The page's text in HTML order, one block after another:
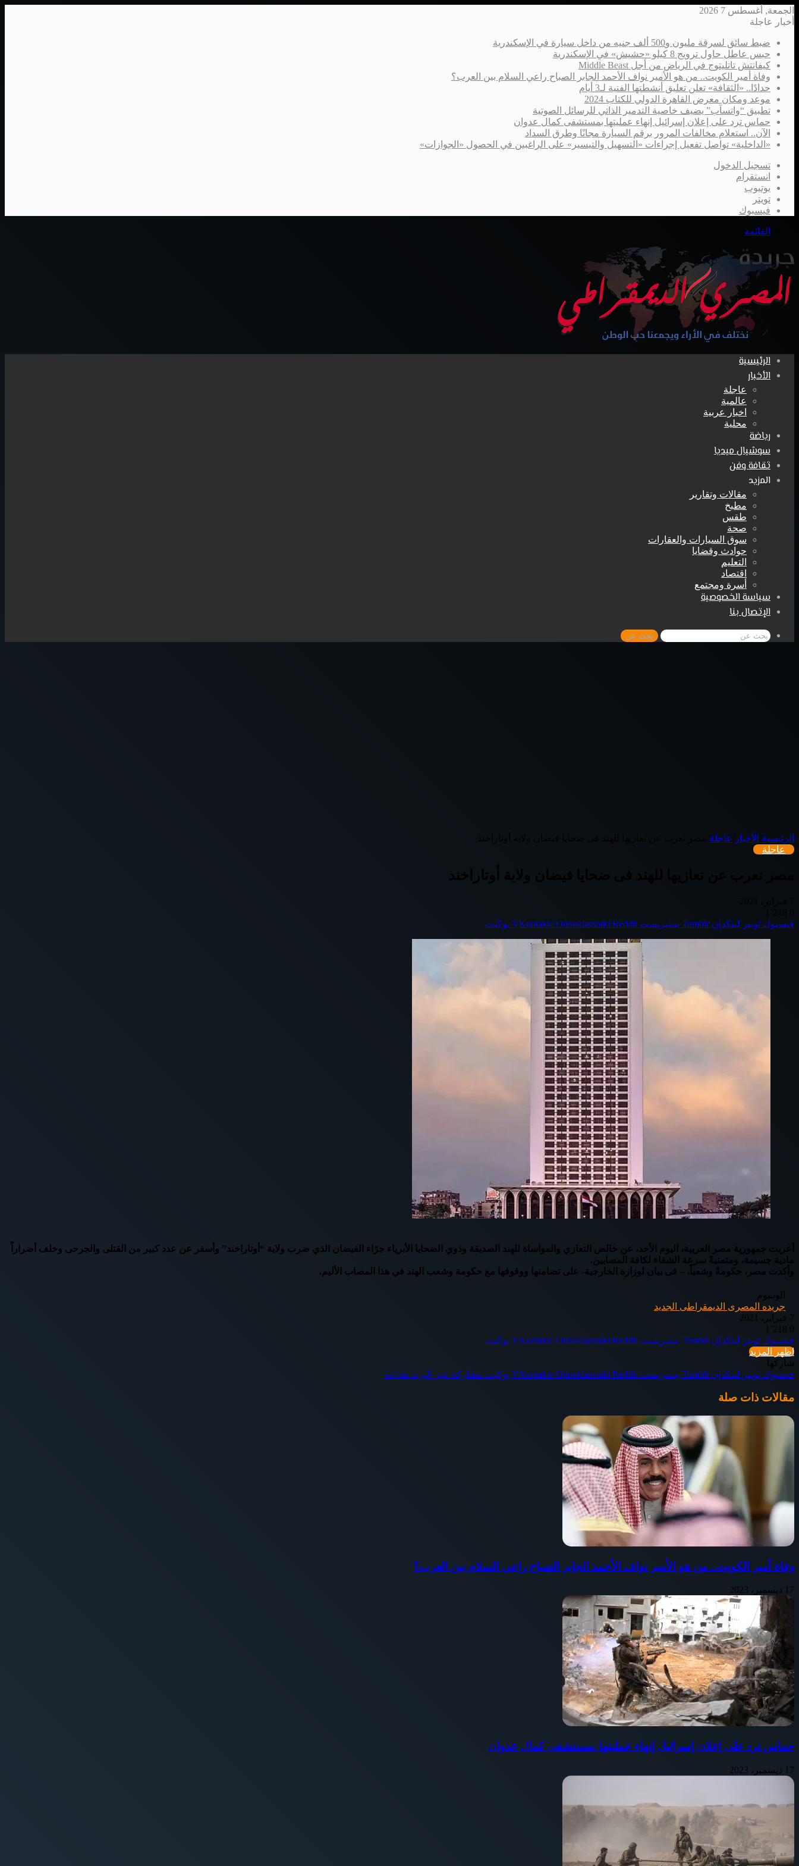
الجمعة, أغسطس 7 2026
أخبار عاجلة
ضبط سائق لسرقة مليون و500 ألف جنيه من داخل سيارة في الإسكندرية
حبس عاطل حاول ترويج 8 كيلو «حشيش» في الإسكندرية
كيفانتش تاتليتوج في الرياض من أجل Middle Beast
وفاة أمير الكويت.. من هو الأمير نواف الأحمد الجابر الصباح راعي السلام بين العرب؟
حدادًا.. «الثقافة» تعلن تعليق أنشطتها الفنية لـ3 أيام
موعد ومكان معرض القاهرة الدولي للكتاب 2024
تطبيق “واتسآب” يضيف خاصية التدمير الذاتي للرسائل الصوتية
حماس ترد على إعلان إسرائيل إنهاء عمليتها بمستشفى كمال عدوان
الآن.. استعلام مخالفات المرور برقم السيارة مجانًا وطرق السداد
«الداخلية» تواصل تفعيل إجراءات «التسهيل والتيسير» على الراغبين في الحصول «الجوازات»
تسجيل الدخول
انستقرام
يوتيوب
تويتر
فيسبوك
القائمة
الرئيسية
الأخبار
عاجلة
عالمية
اخبار عربية
محلية
رياضة
سوشيال ميديا
ثقافة وفن
المزيد
مقالات وتقارير
مطبخ
طقس
صحة
سوق السيارات والعقارات
حوادث وقضايا
التعليم
اقتصاد
أسرة ومجتمع
سياسة الخصوصية
الإتصال بنا
بحث عن
الرئيسية الأخبار عاجلة
عاجلة
مصر تعرب عن تعازيها للهند فى ضحايا فيضان ولاية أوتاراخند
فيسبوك تويتر لينكدإن بينتيريست Odnoklassniki بوكيت
أعربت جمهورية مصر العربية، اليوم الأحد، عن خالص التعازي والمواساة للهند الصديقة وذوي الضحايا الأبرياء جرّاء الفيضان الذي ضرب ولاية “أوتاراخند” وأسفر عن عدد كبير من القتلى والجرحى وخلف أضراراً
مادية جسيمة، ومتمنيةً سرعة الشفاء لكافة المصابين.
وأكدت مصر، حكومةً وشعباً، – فى بيان لوزارة الخارجية- على تضامنها ووقوفها مع حكومة وشعب الهند في هذا المصاب الأليم.
الوسوم
جريده المصرى الديمقراطى الجديد
7 فبراير، 2021
0
فيسبوك تويتر لينكدإن بينتيريست Odnoklassniki
بوكيت
اظهر المزيد
شاركها
فيسبوك تويتر لينكدإن بينتيريست Odnoklassniki بوكيت مشاركة عبر البريد طباعة
مقالات ذات صلة
وفاة أمير الكويت.. من هو الأمير نواف الأحمد الجابر الصباح راعي السلام بين العرب؟
17 ديسمبر، 2023
حماس ترد على إعلان إسرائيل إنهاء عمليتها بمستشفى كمال عدوان
17 ديسمبر، 2023